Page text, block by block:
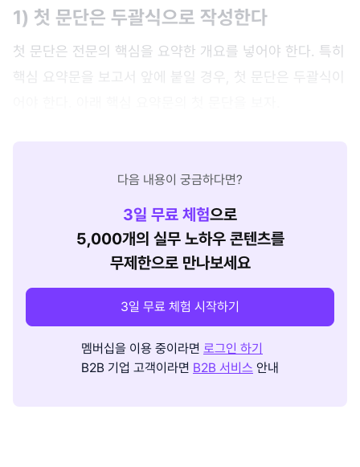
1) 첫 문단은 두괄식으로 작성한다
첫 문단은 전문의 핵심을 요약한 개요를 넣어야 한다. 특히
핵심 요약문을 보고서 앞에 붙일 경우, 첫 문단은 두괄식이
다음 내용이 궁금하다면?
3일 무료 체험으로
5,000개의 실무 노하우 콘텐츠를
무제한으로 만나보세요
3일 무료 체험 시작하기
멤버십을 이용 중이라면 로그인 하기
B2B 기업 고객이라면 B2B 서비스 안내